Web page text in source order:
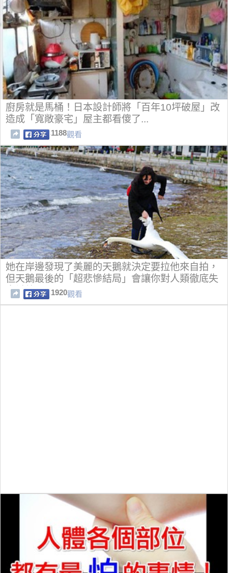
廚房就是馬桶！日本設計師將「百年10坪破屋」改
造成「寬敞豪宅」屋主都看傻了...
1188觀看
她在岸邊發現了美麗的天鵝就決定要拉他來自拍，
但天鵝最後的「超悲慘結局」會讓你對人類徹底失
去希望！
1920觀看